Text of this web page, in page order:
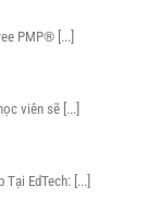
PMP® [...]
viên sẽ [...]
Tại EdTech: [...]